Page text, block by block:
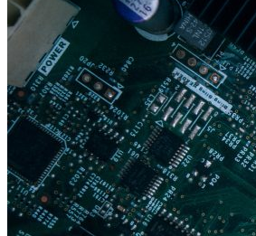
Où en sont les forfaits mobiles